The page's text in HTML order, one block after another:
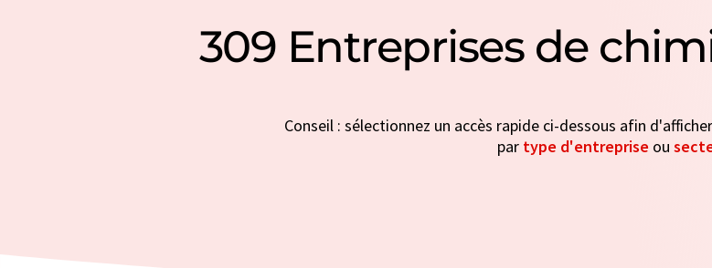
309 Entreprises de
Conseil : sélectionnez un accès rapide ci-dessous afin
par type d'entreprise ou